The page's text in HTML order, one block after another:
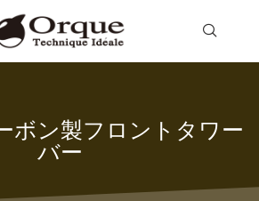
ボン製フロントタワー
バー